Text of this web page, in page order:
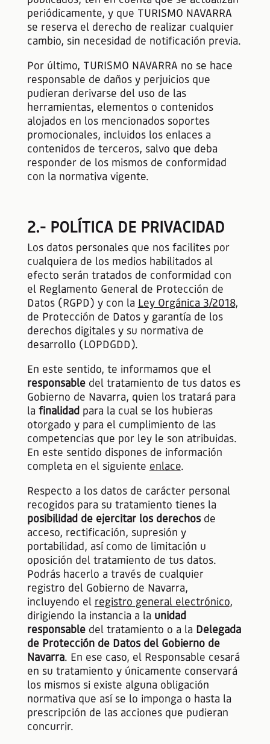
periódicamente, y que TURISMO NAVARRA
se reserva el derecho de realizar cualquier
cambio, sin necesidad de notificación previa.
Por último, TURISMO NAVARRA no se hace
responsable de daños y perjuicios que
pudieran derivarse del uso de las
herramientas, elementos o contenidos
alojados en los mencionados soportes
promocionales, incluidos los enlaces a
contenidos de terceros, salvo que deba
responder de los mismos de conformidad
con la normativa vigente.
2.- POLÍTICA DE PRIVACIDAD
Los datos personales que nos facilites por
cualquiera de los medios habilitados al
efecto serán tratados de conformidad con
el Reglamento General de Protección de
Datos (RGPD) y con la Ley Orgánica 3/2018,
de Protección de Datos y garantía de los
derechos digitales y su normativa de
desarrollo (LOPDGDD).
En este sentido, te informamos que el
responsabledel tratamiento de tus datos es
Gobierno de Navarra, quien los tratará para
la finalidad para la cual se los hubieras
otorgado y para el cumplimiento de las
competencias que por ley le son atribuidas.
En este sentido dispones de información
completa en el siguiente enlace.
Respecto a los datos de carácter personal
recogidos para su tratamiento tienes la
posibilidad de ejercitar los derechosde
acceso, rectificación, supresión y
portabilidad, así como de limitación u
oposición del tratamiento de tus datos.
Podrás hacerlo a través de cualquier
registro del Gobierno de Navarra,
incluyendo el registro general electrónico,
dirigiendo la instancia a la unidad
responsabledel tratamiento o a la Delegada
de Protección de Datos del Gobierno de
Navarra. En ese caso, el Responsable cesará
en su tratamiento y únicamente conservará
los mismos si existe alguna obligación
normativa que así se lo imponga o hasta la
prescripción de las acciones que pudieran
concurrir.